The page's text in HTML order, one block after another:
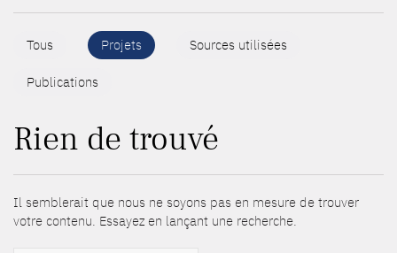
Tous Projets Sources utilisées
Publications
Rien de trouvé
Il semblerait que nous ne soyons pas en mesure de trouver
votre contenu. Essayez en lançant une recherche.